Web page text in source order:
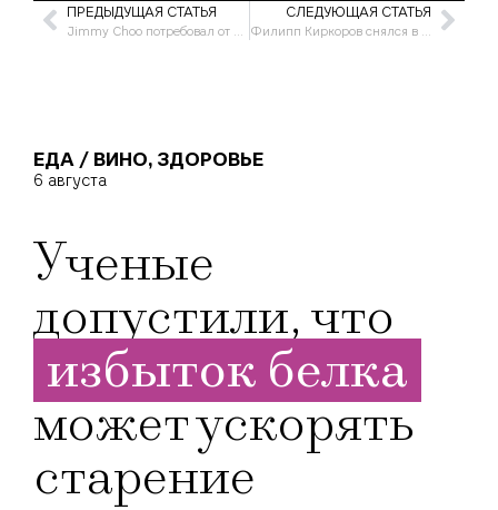
ПРЕДЫДУЩАЯ СТАТЬЯ
Jimmy Choo потребовал от российского бренда ChooChoo отказаться от названия
СЛЕДУЮЩАЯ СТАТЬЯ
Филипп Киркоров снялся в кампании бренда Гоши Рубчинского
ЕДА / ВИНО, ЗДОРОВЬЕ
6 августа
Ученые
допустили, что
избыток белка
может ускорять
старение